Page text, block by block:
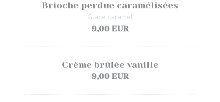
Brioche perdue caramélisées
Glace caramel
9,00 EUR
Crème brûlée vanille
9,00 EUR